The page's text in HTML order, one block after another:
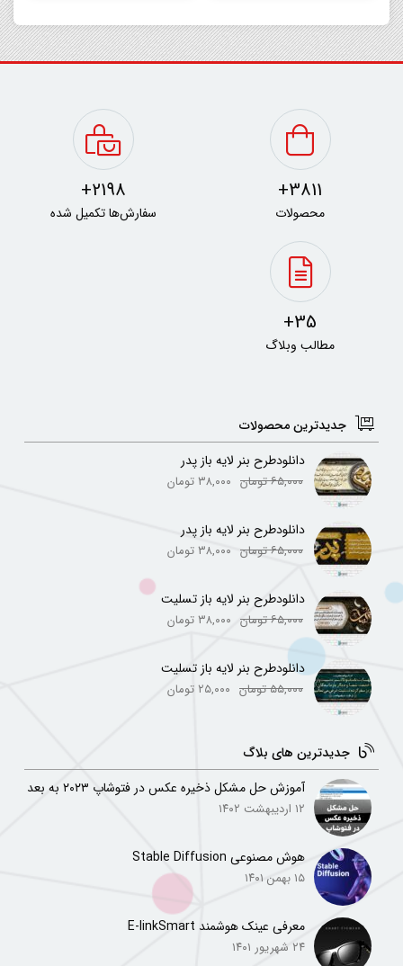
3811+
محصولات
2198+
سفارش‌ها تکمیل شده
35+
مطالب وبلاگ
جدیدترین محصولات
دانلودطرح بنر لایه باز پدر
۶۵,۰۰۰تومان ۳۸,۰۰۰تومان
دانلودطرح بنر لایه باز پدر
۶۵,۰۰۰تومان ۳۸,۰۰۰تومان
دانلودطرح بنر لایه باز تسلیت
۶۵,۰۰۰تومان ۳۸,۰۰۰تومان
دانلودطرح بنر لایه باز تسلیت
۵۵,۰۰۰تومان ۲۵,۰۰۰ تومان
جدیدترین های بلاگ
آموزش حل مشکل ذخیره عکس در فتوشاپ ۲۰۲۳ به بعد
۱۲ اردیبهشت ۱۴۰۲
هوش مصنوعی Stable Diffusion
۱۵ بهمن ۱۴۰۱
معرفی عینک هوشمند E-linkSmart
۲۴ شهریور ۱۴۰۱